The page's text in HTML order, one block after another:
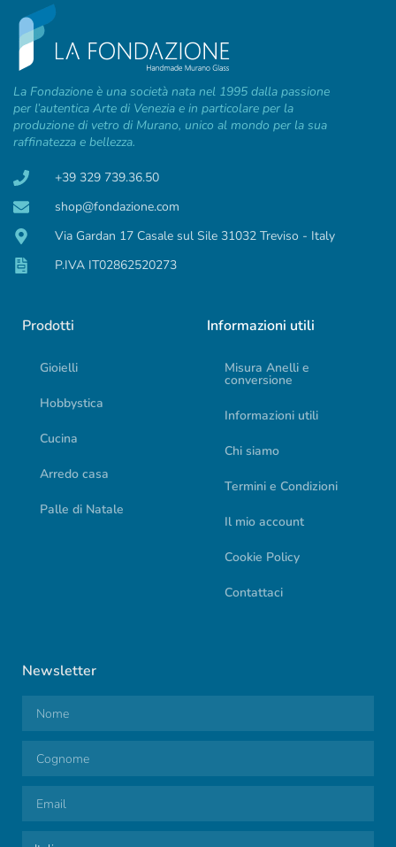
La Fondazione è una società nata nel 1995 dalla passione
per l’autentica Arte di Venezia e in particolare per la
produzione di vetro di Murano, unico al mondo per la sua
raffinatezza e bellezza.
+39 329 739.36.50
shop@fondazione.com
Via Gardan 17 Casale sul Sile 31032 Treviso - Italy
P.IVA IT02862520273
Prodotti
Gioielli
Hobbystica
Cucina
Arredo casa
Palle di Natale
Informazioni utili
Misura Anelli e
conversione
Informazioni utili
Chi siamo
Termini e Condizioni
Il mio account
Cookie Policy
Contattaci
Newsletter